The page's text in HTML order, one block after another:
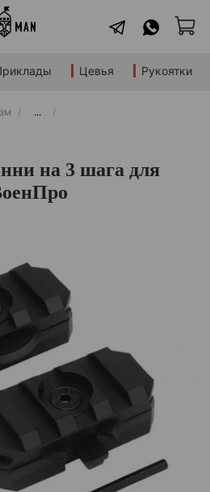
Цевья Рукоятки
...
на 3 шага для